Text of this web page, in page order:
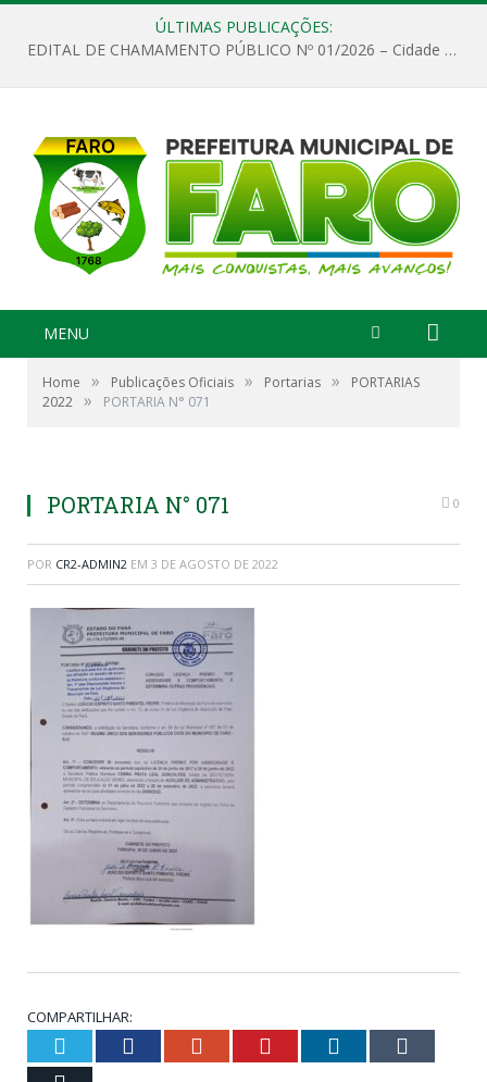
ÚLTIMAS PUBLICAÇÕES:
EDITAL DE CHAMAMENTO PÚBLICO Nº 01/2026 – Cidade de Faro
MENU
Home » Publicações Oficiais » Portarias »
PORTARIAS
2022 » PORTARIA N° 071
PORTARIA N° 071 0
POR CR2-ADMIN2 EM 3 DE AGOSTO DE 2022
COMPARTILHAR:
Twitter Facebook Google+ Pinterest LinkedIn